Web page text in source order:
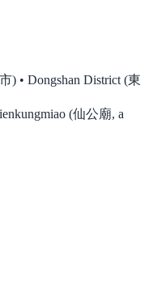
) • Dongshan District (東
(仙公廟, a